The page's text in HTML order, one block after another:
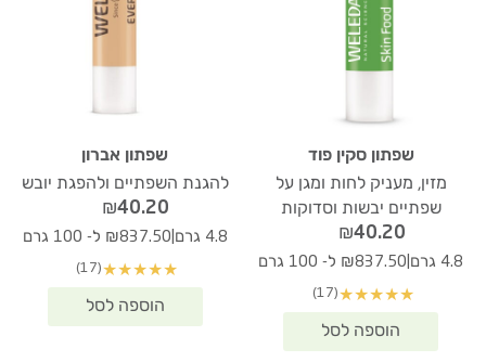
שפתון סקין פוד
מזין, מעניק לחות ומגן על
שפתיים יבשות וסדוקות
₪40.20
4.8 גרם ₪837.50 ל- 100 גרם
★
★
★
★
★
(17)
שפתון אברון
להגנת השפתיים ולהפגת יובש
₪40.20
4.8 גרם ₪837.50 ל- 100 גרם
★
★
★
★
★
(17)